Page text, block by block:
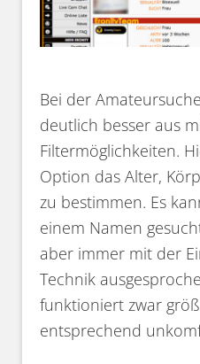
Bei der
deutlich besser aus
Filtermöglichkeiten.
Option das Alter,
zu bestimmen. Es
einem Namen
aber immer mit der
Technik
funktioniert zwar
entsprechend